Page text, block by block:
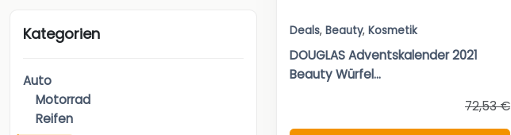
Kategorien
Auto
Motorrad
Reifen
Deals, Beauty, Kosmetik
DOUGLAS Adventskalender 2021
Beauty Würfel...
72,53 €